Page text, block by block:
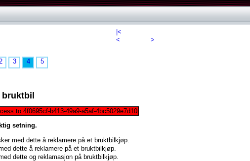
|<
<
>
2 3 4 5
to 4f0695cf-b413-49a9-a5af-4bc5029e7d10
setning.
med dette å reklamere på et bruktbilkjøp.
dette å reklamere på et bruktbilkjøp.
dette og reklamasjon på bruktbilkjøp.